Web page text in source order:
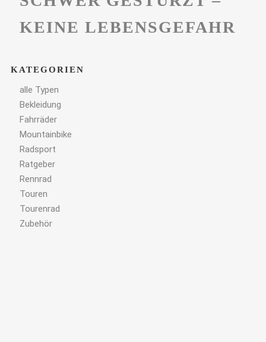
KEINE LEBENSGEFAHR
KATEGORIEN
alle Typen
Bekleidung
Fahrräder
Mountainbike
Radsport
Ratgeber
Rennrad
Touren
Tourenrad
Zubehör